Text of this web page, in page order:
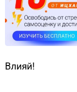
Влияй!